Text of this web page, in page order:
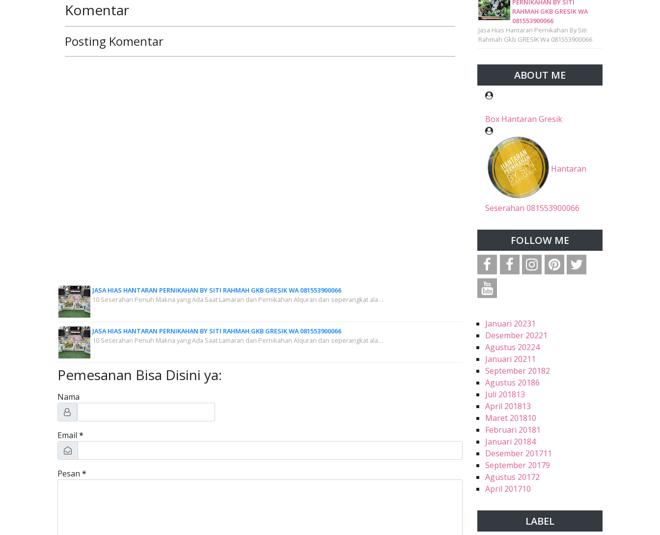
Komentar
Posting Komentar
JASA HIAS HANTARAN PERNIKAHAN BY SITI RAHMAH GKB GRESIK WA 081553900066
10 Seserahan Penuh Makna yang Ada Saat Lamaran dan Pernikahan Alquran dan seperangkat ala…
JASA HIAS HANTARAN PERNIKAHAN BY SITI RAHMAH GKB GRESIK WA 081553900066
10 Seserahan Penuh Makna yang Ada Saat Lamaran dan Pernikahan Alquran dan seperangkat ala…
Pemesanan Bisa Disini ya:
Nama
Email *
Pesan *
PERNIKAHAN BY SITI
RAHMAH GKB GRESIK WA
081553900066
Jasa Hias Hantaran Pernikahan By Siti
Rahmah Gkb GRESIK Wa 081553900066
ABOUT ME
Box Hantaran Gresik
Hantaran
Seserahan 081553900066
FOLLOW ME
Januari 20231
Desember 20221
Agustus 20224
Januari 2021 1
September 20182
Agustus 20186
Juli 201813
April 201813
Maret 201810
Februari 20181
Januari 20184
Desember 201711
September 20179
Agustus 20172
April 201710
LABEL